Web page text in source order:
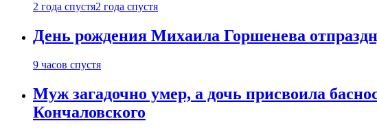
2 года спустя2 года спустя
День рождения Михаила Горшенева
9 часов спустя
Муж загадочно умер, а дочь присвоила
Кончаловского